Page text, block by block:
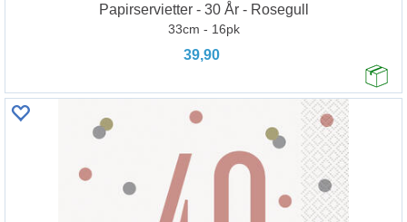
Papirservietter - 30 År - Rosegull
33cm - 16pk
39,90